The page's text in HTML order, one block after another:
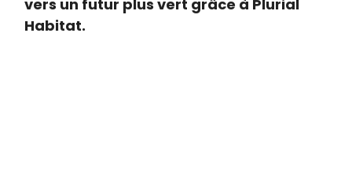
vers un futur plus vert grâce à Plurial
Habitat.